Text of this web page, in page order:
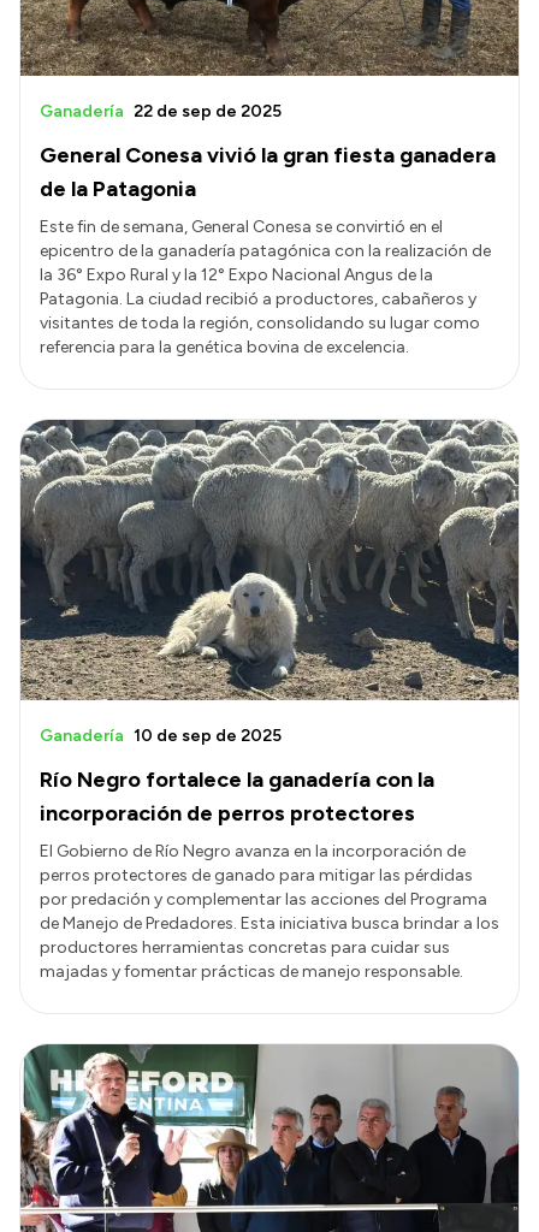
General Conesa vivió la gran fiesta ganadera
de la Patagonia
Ganadería 22 de sep de 2025
Este fin de semana, General Conesa se convirtió en el
epicentro de la ganadería patagónica con la realización de
la 36° Expo Rural y la 12° Expo Nacional Angus de la
Patagonia. La ciudad recibió a productores, cabañeros y
visitantes de toda la región, consolidando su lugar como
referencia para la genética bovina de excelencia.
Río Negro fortalece la ganadería con la
incorporación de perros protectores
Ganadería 10 de sep de 2025
El Gobierno de Río Negro avanza en la incorporación de
perros protectores de ganado para mitigar las pérdidas
por predación y complementar las acciones del Programa
de Manejo de Predadores. Esta iniciativa busca brindar a los
productores herramientas concretas para cuidar sus
majadas y fomentar prácticas de manejo responsable.